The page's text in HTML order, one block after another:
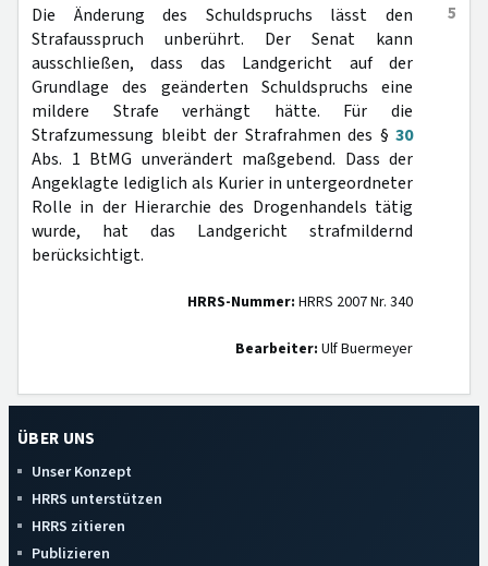
5
Die Änderung des Schuldspruchs lässt den
Strafausspruch unberührt. Der Senat kann
ausschließen, dass das Landgericht auf der
Grundlage des geänderten Schuldspruchs eine
mildere Strafe verhängt hätte. Für die
Strafzumessung bleibt der Strafrahmen des § 30
Abs. 1 BtMG unverändert maßgebend. Dass der
Angeklagte lediglich als Kurier in untergeordneter
Rolle in der Hierarchie des Drogenhandels tätig
wurde, hat das Landgericht strafmildernd
berücksichtigt.
HRRS-Nummer: HRRS 2007 Nr. 340
Bearbeiter: Ulf Buermeyer
ÜBER UNS
Unser Konzept
HRRS unterstützen
HRRS zitieren
Publizieren